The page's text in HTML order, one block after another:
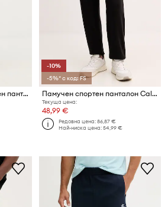
Calvin Klein Jeans спортен панталон мъжки
-10%
-5%* с код: FS
Памучен спортен панталон Calvin Klein Jeans
Текуща цена:
48,99 €
Редовна цена:86,87 €
Най-ниска цена:54,99 €